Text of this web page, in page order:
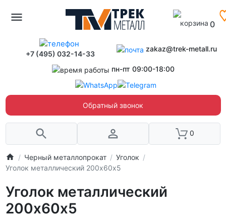
0
+7 (495) 032-14-33
zakaz@trek-metall.ru
пн-пт 09:00-18:00
Обратный звонок
0
Черный металлопрокат
Уголок
Уголок металлический 200х60х5
Уголок металлический
200х60х5